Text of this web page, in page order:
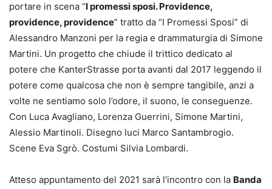
portare in scena “I promessi sposi. Providence,
providence, providence” tratto da “I Promessi Sposi” di
Alessandro Manzoni per la regia e drammaturgia di Simone
Martini. Un progetto che chiude il trittico dedicato al
potere che KanterStrasse porta avanti dal 2017 leggendo il
potere come qualcosa che non è sempre tangibile, anzi a
volte ne sentiamo solo l’odore, il suono, le conseguenze.
Con Luca Avagliano, Lorenza Guerrini, Simone Martini,
Alessio Martinoli. Disegno luci Marco Santambrogio.
Scene Eva Sgrò. Costumi Silvia Lombardi.
Atteso appuntamento del 2021 sarà l’incontro con la Banda